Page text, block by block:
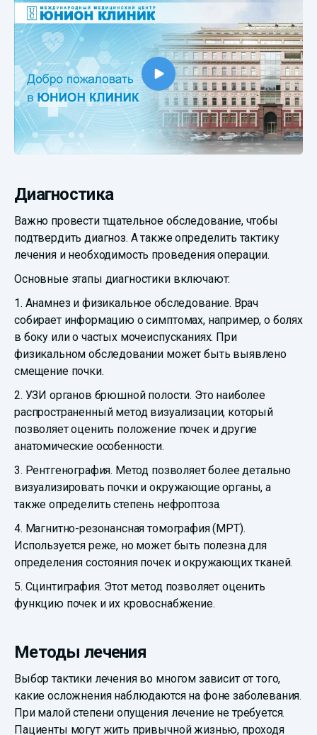
Диагностика
Важно провести тщательное обследование, чтобы
подтвердить диагноз. А также определить тактику
лечения и необходимость проведения операции.
Основные этапы диагностики включают:
1. Анамнез и физикальное обследование. Врач
собирает информацию о симптомах, например, о болях
в боку или о частых мочеиспусканиях. При
физикальном обследовании может быть выявлено
смещение почки.
2. УЗИ органов брюшной полости. Это наиболее
распространенный метод визуализации, который
позволяет оценить положение почек и другие
анатомические особенности.
3. Рентгенография. Метод позволяет более детально
визуализировать почки и окружающие органы, а
также определить степень нефроптоза.
4. Магнитно-резонансная томография (МРТ).
Используется реже, но может быть полезна для
определения состояния почек и окружающих тканей.
5. Сцинтиграфия. Этот метод позволяет оценить
функцию почек и их кровоснабжение.
Методы лечения
Выбор тактики лечения во многом зависит от того,
какие осложнения наблюдаются на фоне заболевания.
При малой степени опущения лечение не требуется.
Пациенты могут жить привычной жизнью, проходя